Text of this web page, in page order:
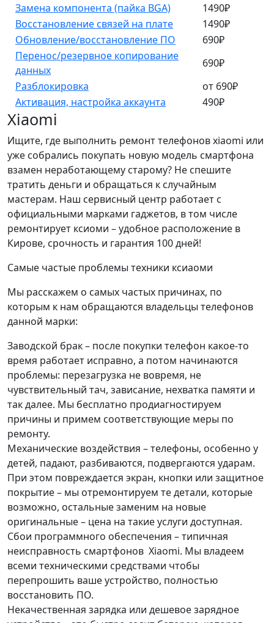
Замена компонента (пайка BGA)
1490₽
Восстановление связей на плате
1490₽
Обновление/восстановление ПО
690₽
Перенос/резервное копирование
данных
690₽
Разблокировка
от 690₽
Активация, настройка аккаунта
490₽
Xiaomi
Ищите, где выполнить ремонт телефонов xiaomi или
уже собрались покупать новую модель смартфона
взамен неработающему старому? Не спешите
тратить деньги и обращаться к случайным
мастерам. Наш сервисный центр работает с
официальными марками гаджетов, в том числе
ремонтирует ксиоми – удобное расположение в
Кирове, срочность и гарантия 100 дней!
Самые частые проблемы техники ксиаоми
Мы расскажем о самых частых причинах, по
которым к нам обращаются владельцы телефонов
данной марки:
Заводской брак – после покупки телефон какое-то
время работает исправно, а потом начинаются
проблемы: перезагрузка не вовремя, не
чувствительный тач, зависание, нехватка памяти и
так далее. Мы бесплатно продиагностируем
причины и примем соответствующие меры по
ремонту.
Механические воздействия – телефоны, особенно у
детей, падают, разбиваются, подвергаются ударам.
При этом повреждается экран, кнопки или защитное
покрытие – мы отремонтируем те детали, которые
возможно, остальные заменим на новые
оригинальные – цена на такие услуги доступная.
Сбои программного обеспечения – типичная
неисправность смартфонов Xiaomi. Мы владеем
всеми техническими средствами чтобы
перепрошить ваше устройство, полностью
восстановить ПО.
Некачественная зарядка или дешевое зарядное